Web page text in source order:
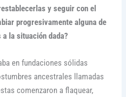
y seguir con el
progresivamente alguna de
la situación dada?
en fundaciones sólidas
ancestrales llamadas
comenzaron a flaquear,